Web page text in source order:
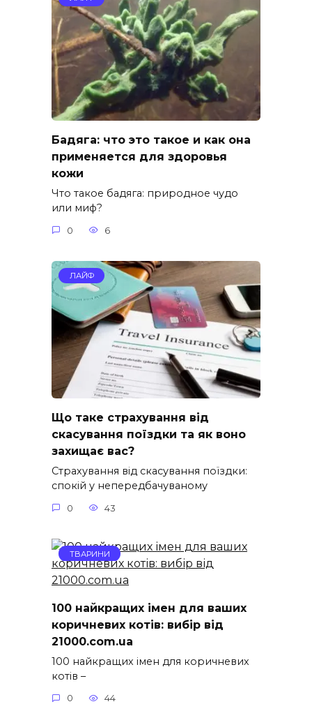
Бадяга: что это такое и как она
применяется для здоровья
кожи
Что такое бадяга: природное чудо
или миф?
0 6
ЛАЙФ
Що таке страхування від
скасування поїздки та як воно
захищає вас?
Страхування від скасування поїздки:
спокій у непередбачуваному
0 43
ТВАРИНИ
100 найкращих імен для ваших
коричневих котів: вибір від
21000.com.ua
100 найкращих імен для коричневих
котів –
0 44